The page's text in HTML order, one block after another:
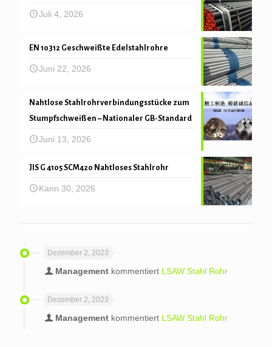
Juli 4, 2026
EN 10312 Geschweißte Edelstahlrohre
Juni 22, 2026
Nahtlose Stahlrohrverbindungsstücke zum
Stumpfschweißen – Nationaler GB-Standard
Juni 13, 2026
JIS G 4105 SCM420 Nahtloses Stahlrohr
Kann 30, 2026
Dezember 2, 2023
Management kommentiert LSAW Stahl Rohr
Dezember 2, 2023
Management kommentiert LSAW Stahl Rohr